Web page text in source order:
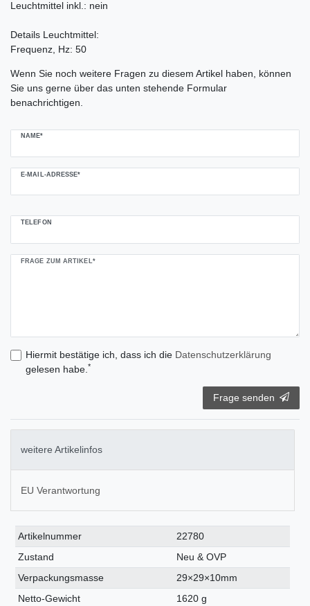
Leuchtmittel inkl.: nein
Details Leuchtmittel:
Frequenz, Hz: 50
Wenn Sie noch weitere Fragen zu diesem Artikel haben, können
Sie uns gerne über das unten stehende Formular
benachrichtigen.
NAME*
E-MAIL-ADRESSE*
TELEFON
FRAGE ZUM ARTIKEL*
Hiermit bestätige ich, dass ich die Daten­schutz­erklärung
gelesen habe. *
Frage senden
weitere Artikelinfos
EU Verantwortung
Technisches
Merkmal
Wert
Artikelnummer
22780
Zustand
Neu & OVP
Verpackungsmasse
29×29×10mm
Netto-Gewicht
1620 g